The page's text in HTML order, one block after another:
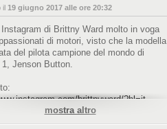
il 19 giugno 2017 alle ore 20:32
Instagram di Brittny Ward molto in voga
di motori, visto che la modella
del pilota campione del mondo di
1, Jenson Button.
brittnyward/?hl=it
mostra altro